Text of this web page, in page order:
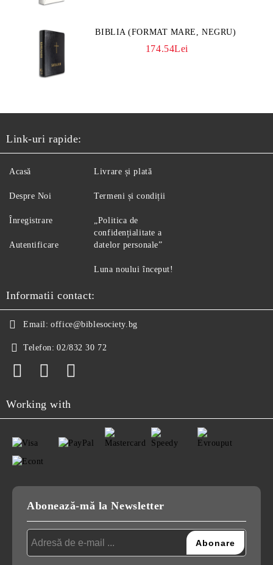
BIBLIA (FORMAT MARE, NEGRU)
174.54Lei
Link-uri rapide:
Acasă
Despre Noi
Înregistrare
Autentificare
Livrare și plată
Termeni și condiții
„Politica de
confidențialitate a
datelor personale”
Luna noului început!
Informatii contact:
Email: office@biblesociety.bg
Telefon: 02/832 30 72
Working with
Abonează-mă la Newsletter